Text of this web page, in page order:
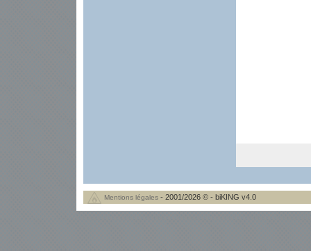
Mentions légales - 2001/2026 © - biKING v4.0